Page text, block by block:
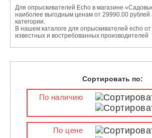
Для опрыскивателей Echo в магазине
наиболее выгодным ценам от 29990.00 рублей
категории.
В нашем каталоге для опрыскивателей echo
известных и востребованных производителей
Сортировать по:
По наличию
По цене